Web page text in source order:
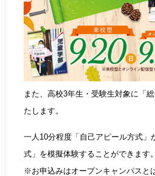
また、高校3年生・受験生対象に「
たします。
一人10分程度「自己アピール方式」
式」を模擬体験することができます。
※お申込みはオープンキャンパスと